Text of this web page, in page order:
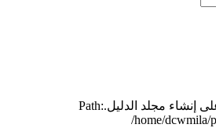
JFolder::create: غير قادر على إنشاء مجلد الدليل.Path:
/home/dcwmila/